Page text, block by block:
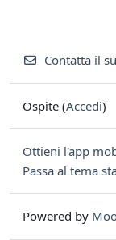
Contatta il
Ospite (Accedi)
Ottieni l'app
Passa al tema
Powered by